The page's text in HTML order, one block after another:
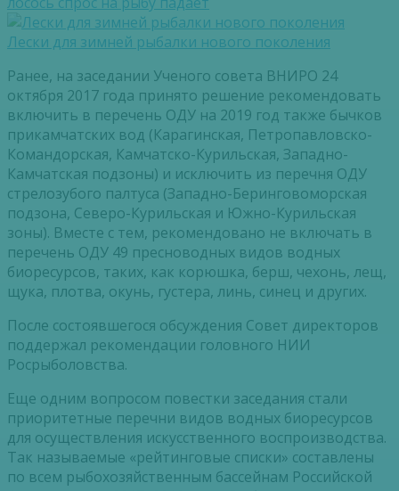
Лески для зимней рыбалки нового поколения
Ранее, на заседании Ученого совета ВНИРО 24
октября 2017 года принято решение рекомендовать
включить в перечень ОДУ на 2019 год также бычков
прикамчатских вод (Карагинская, Петропавловско-
Командорская, Камчатско-Курильская, Западно-
Камчатская подзоны) и исключить из перечня ОДУ
стрелозубого палтуса (Западно-Беринговоморская
подзона, Северо-Курильская и Южно-Курильская
зоны). Вместе с тем, рекомендовано не включать в
перечень ОДУ 49 пресноводных видов водных
биоресурсов, таких, как корюшка, берш, чехонь, лещ,
щука, плотва, окунь, густера, линь, синец и других.
После состоявшегося обсуждения Совет директоров
поддержал рекомендации головного НИИ
Росрыболовства.
Еще одним вопросом повестки заседания стали
приоритетные перечни видов водных биоресурсов
для осуществления искусственного воспроизводства.
Так называемые «рейтинговые списки» составлены
по всем рыбохозяйственным бассейнам Российской